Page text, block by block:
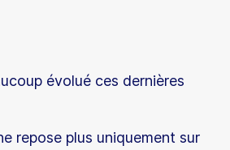
évolué ces dernières
repose plus uniquement sur